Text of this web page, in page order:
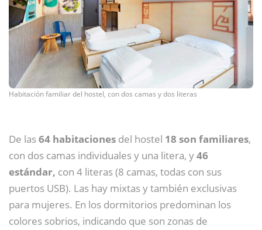
Habitación familiar del hostel, con dos camas y dos literas
De las64 habitaciones del hostel 18 son familiares,
con dos camas individuales y una litera, y46
estándar, con 4 literas (8 camas, todas con sus
puertos USB). Las hay mixtas y también exclusivas
para mujeres. En los dormitorios predominan los
colores sobrios, indicando que son zonas de